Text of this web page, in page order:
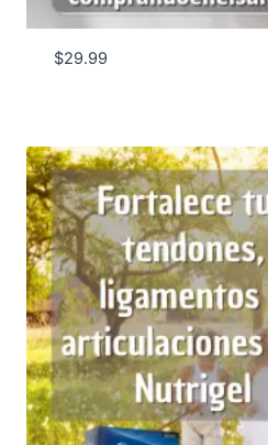
$29.99